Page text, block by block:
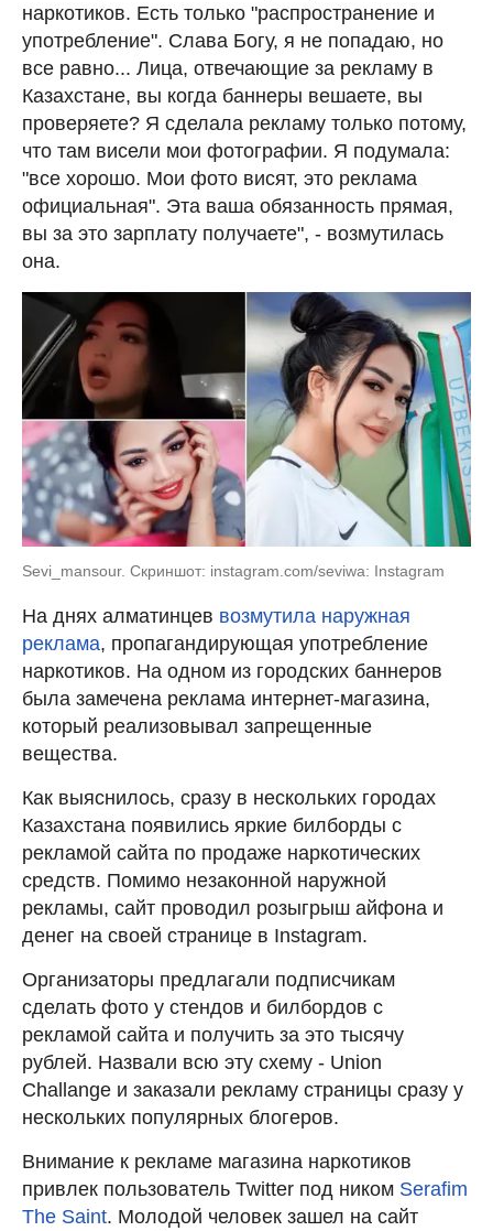
наркотиков. Есть только "распространение и
употребление". Слава Богу, я не попадаю, но
все равно... Лица, отвечающие за рекламу в
Казахстане, вы когда баннеры вешаете, вы
проверяете? Я сделала рекламу только потому,
что там висели мои фотографии. Я подумала:
"все хорошо. Мои фото висят, это реклама
официальная". Эта ваша обязанность прямая,
вы за это зарплату получаете", - возмутилась
она.
Sevi_mansour. Скриншот: instagram.com/seviwa: Instagram
На днях алматинцев возмутила наружная
реклама, пропагандирующая употребление
наркотиков. На одном из городских баннеров
была замечена реклама интернет-магазина,
который реализовывал запрещенные
вещества.
Как выяснилось, сразу в нескольких городах
Казахстана появились яркие билборды с
рекламой сайта по продаже наркотических
средств. Помимо незаконной наружной
рекламы, сайт проводил розыгрыш айфона и
денег на своей странице в Instagram.
Организаторы предлагали подписчикам
сделать фото у стендов и билбордов с
рекламой сайта и получить за это тысячу
рублей. Назвали всю эту схему - Union
Challangе и заказали рекламу страницы сразу у
нескольких популярных блогеров.
Внимание к рекламе магазина наркотиков
привлек пользователь Twitter под ником Serafim
The Saint. Молодой человек зашел на сайт